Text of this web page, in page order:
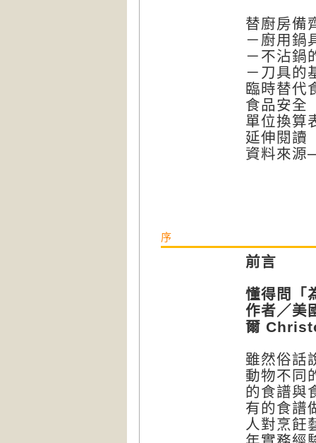
替廚房備
－廚用鍋
－不沾鍋
－刀具的
臨時替代
食品安全
單位換算
延伸閱讀
資料來源
序
前言
懂得問「
作者／美
爾
雖然俗話
動物不同
的食譜與
有的食譜
人對烹飪